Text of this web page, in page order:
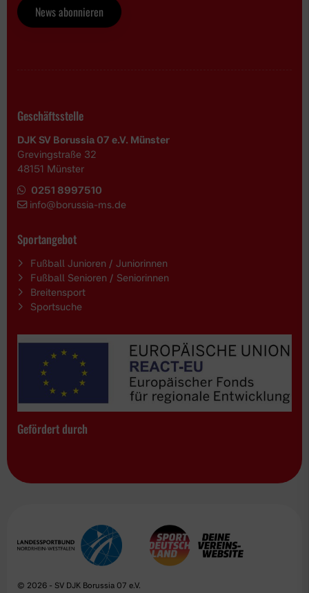
News abonnieren
Geschäftsstelle
DJK SV Borussia 07 e.V. Münster
Grevingstraße 32
48151 Münster
0251 8997510
info@borussia-ms.de
Sportangebot
Fußball Junioren / Juniorinnen
Fußball Senioren / Seniorinnen
Breitensport
Sportsuche
Gefördert durch
© 2026 - SV DJK Borussia 07 e.V.